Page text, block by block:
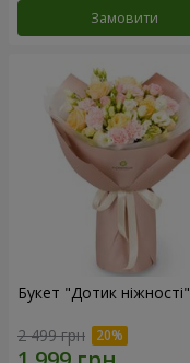
Замовити
Букет "Дотик ніжності"
2 499 грн